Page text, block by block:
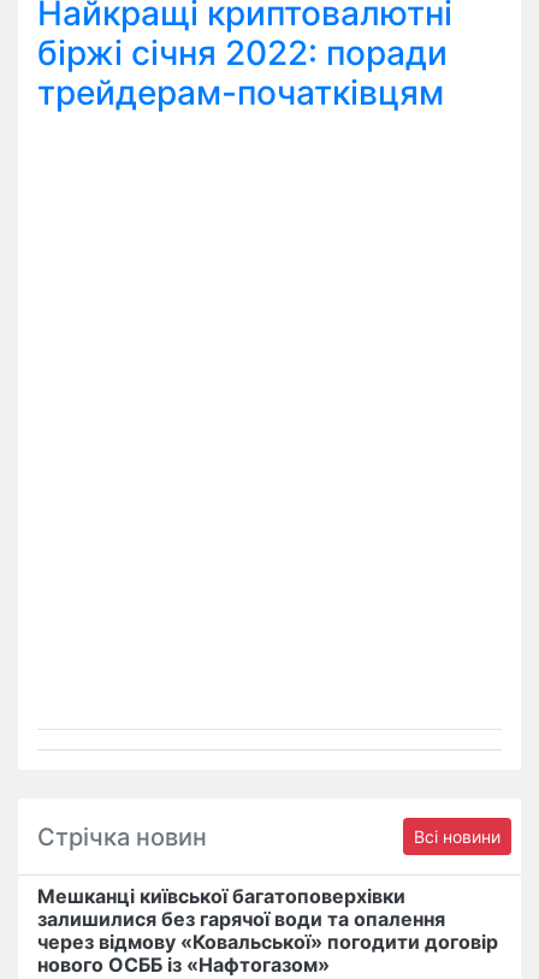
Найкращі криптовалютні
біржі січня 2022: поради
трейдерам-початківцям
Стрічка новин Всі новини
Мешканці київської багатоповерхівки
залишилися без гарячої води та опалення
через відмову «Ковальської» погодити договір
нового ОСББ із «Нафтогазом»